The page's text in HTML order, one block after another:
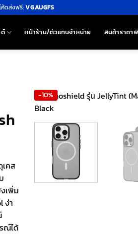
ค้ดส่งฟรี:VGAUGFS
หน้าร้าน/ตัวแทนจำหน่าย สินค้าราคา
เคส
เพิ่ม
ง่า
ณ์ได้
-10%